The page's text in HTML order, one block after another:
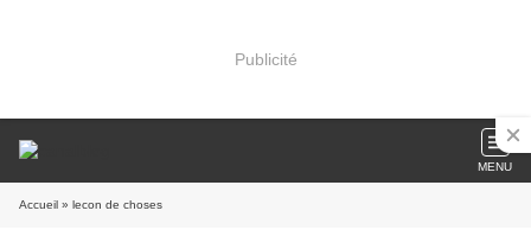
Publicité
MENU
Accueil » lecon de choses